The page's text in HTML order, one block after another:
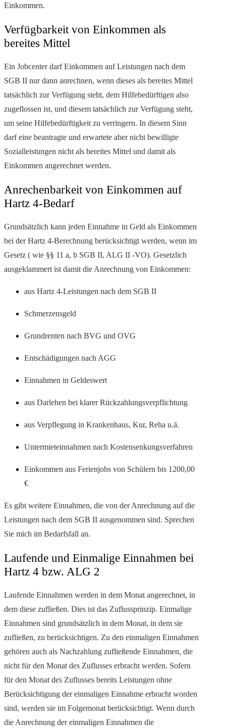
Einkommen.
Verfügbarkeit von Einkommen als
bereites Mittel
Ein Jobcenter darf Einkommen auf Leistungen nach dem
SGB II nur dann anrechnen, wenn dieses als bereites Mittel
tatsächlich zur Verfügung steht, dem Hilfebedürftigen also
zugeflossen ist, und diesem tatsächlich zur Verfügung steht,
um seine Hilfebedürftigkeit zu verringern. In diesem Sinn
darf eine beantragte und erwartete aber nicht bewilligte
Sozialleistungen nicht als bereites Mittel und damit als
Einkommen angerechnet werden.
Anrechenbarkeit von Einkommen auf
Hartz 4-Bedarf
Grundsätzlich kann jeden Einnahme in Geld als Einkommen
bei der Hartz 4-Berechnung berücksichtigt werden, wenn im
Gesetz ( wie §§ 11 a, b SGB II, ALG II -VO). Gesetzlich
ausgeklammert ist damit die Anrechnung von Einkommen:
aus Hartz 4-Leistungen nach dem SGB II
Schmerzensgeld
Grundrenten nach BVG und OVG
Entschädigungen nach AGG
Einnahmen in Geldeswert
aus Darlehen bei klarer Rückzahlungsverpflichtung
aus Verpflegung in Krankenhaus, Kur, Reha u.ä.
Untermieteinnahmen nach Kostensenkungsverfahren
Einkommen aus Ferienjobs von Schülern bis 1200,00
€
Es gibt weitere Einnahmen, die von der Anrechnung auf die
Leistungen nach dem SGB II ausgenommen sind. Sprechen
Sie mich im Bedarfsfall an.
Laufende und Einmalige Einnahmen bei
Hartz 4 bzw. ALG 2
Laufende Einnahmen werden in dem Monat angerechnet, in
dem diese zufließen. Dies ist das Zuflussprinzip. Einmalige
Einnahmen sind grundsätzlich in dem Monat, in dem sie
zufließen, zu berücksichtigen. Zu den einmaligen Einnahmen
gehören auch als Nachzahlung zufließende Einnahmen, die
nicht für den Monat des Zuflusses erbracht werden. Sofern
für den Monat des Zuflusses bereits Leistungen ohne
Berücksichtigung der einmaligen Einnahme erbracht worden
sind, werden sie im Folgemonat berücksichtigt. Wenn durch
die Anrechnung der einmaligen Einnahmen die